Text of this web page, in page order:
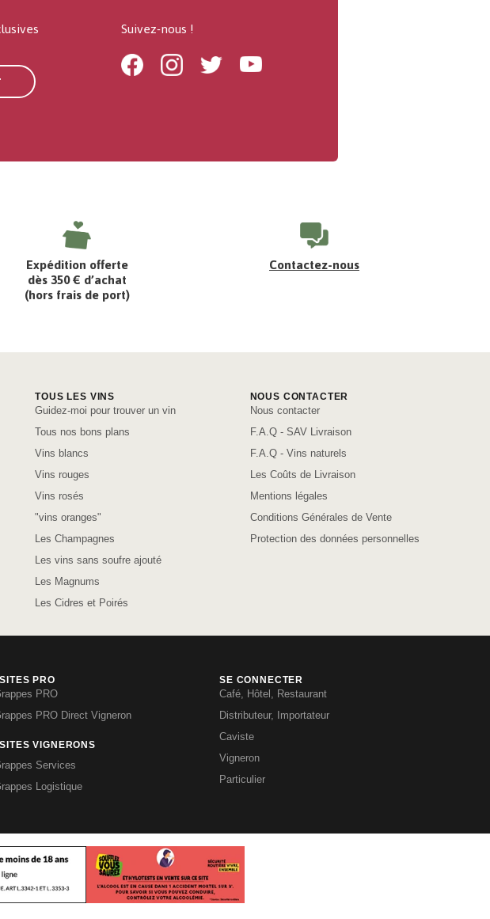
Suivez-nous !
FacebookInstagramTwitter Youtube
Expédition offerte
dès 350 € d’achat
(hors frais de port)
Contactez-nous
TOUS LES VINS
Guidez-moi pour trouver un vin
Tous nos bons plans
Vins blancs
Vins rouges
Vins rosés
"vins oranges"
Les Champagnes
Les vins sans soufre ajouté
Les Magnums
Les Cidres et Poirés
NOUS CONTACTER
Nous contacter
F.A.Q - SAV Livraison
F.A.Q - Vins naturels
Les Coûts de Livraison
Mentions légales
Conditions Générales de Vente
Protection des données personnelles
PRO
PRO
PRO Direct Vigneron
VIGNERONS
Services
Logistique
SE CONNECTER
Café, Hôtel, Restaurant
Distributeur, Importateur
Caviste
Vigneron
Particulier